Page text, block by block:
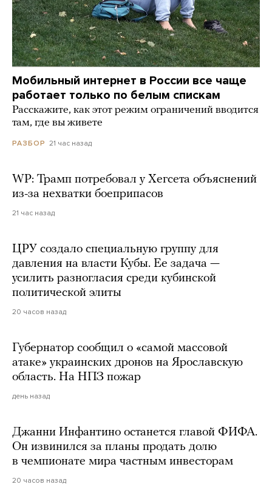
Мобильный интернет в России все чаще
работает только по белым спискам
Расскажите, как этот режим ограничений вводится
там, где вы живете
РАЗБОР 21 час назад
WP: Трамп потребовал у Хегсета объяснений
из-за нехватки боеприпасов
21 час назад
ЦРУ создало специальную группу для
давления на власти Кубы. Ее задача —
усилить разногласия среди кубинской
политической элиты
20 часов назад
Губернатор сообщил о «самой массовой
атаке» украинских дронов на Ярославскую
область. На НПЗ пожар
день назад
Джанни Инфантино останется главой ФИФА.
Он извинился за планы продать долю
в чемпионате мира частным инвесторам
20 часов назад